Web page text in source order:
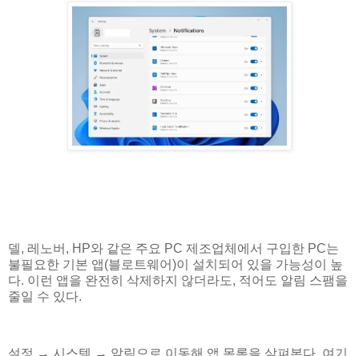
델, 레노버, HP와 같은 주요 PC 제조업체에서 구입한 PC는
불필요한 기본 앱(블로트웨어)이 설치되어 있을 가능성이 높
다. 이런 앱을 완전히 삭제하지 않더라도, 적어도 알림 스팸을
줄일 수 있다.